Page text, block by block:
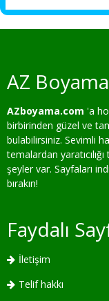
AZ Boyama
AZboyama.com 'a
birbirinden güzel ve
bulabilirsiniz. Sevimli
temalardan
şeyler var. Sayfaları
bırakın!
Faydalı
İletişim
Telif hakkı